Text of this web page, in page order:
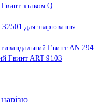
Гвинт з гаком Q
для зварювання
Гвинт AN 294
Гвинт ART 9103